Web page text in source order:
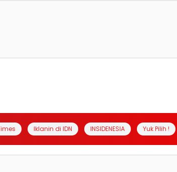
Iklanin di IDN INSIDENESIA Yuk Pilih !